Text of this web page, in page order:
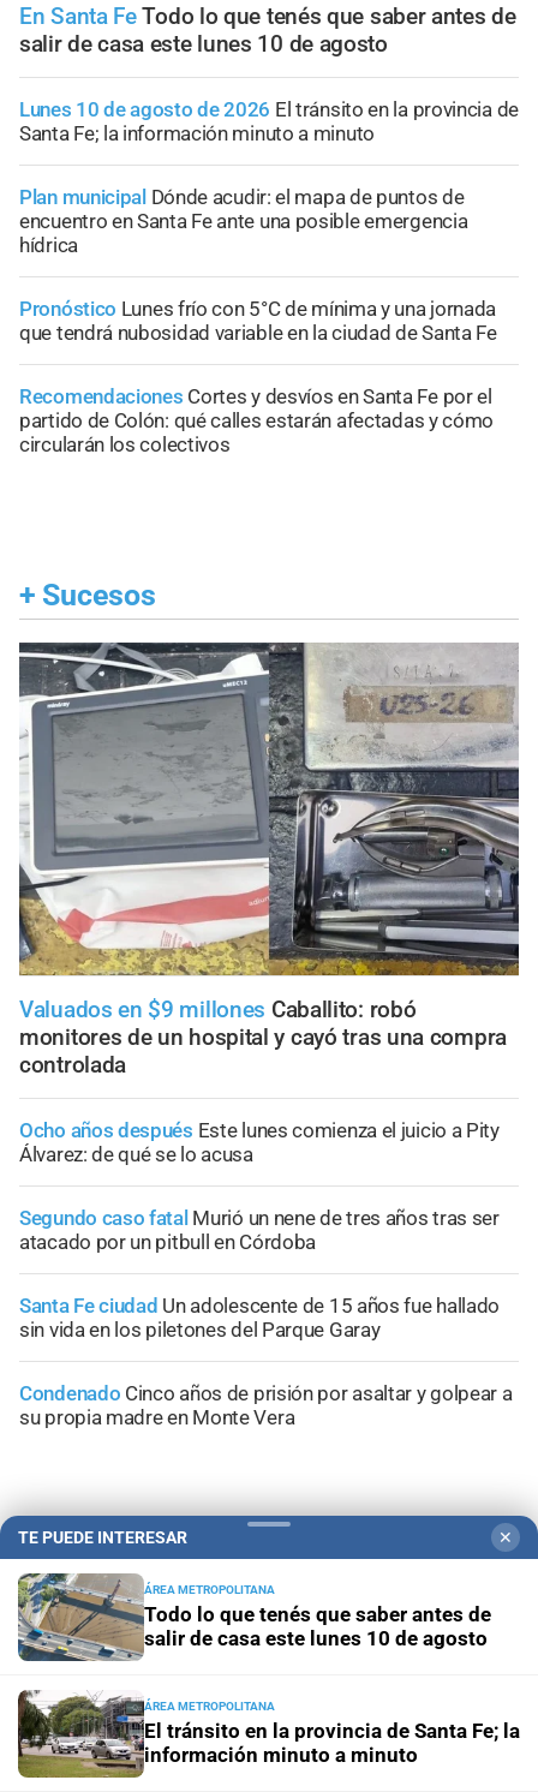
En Santa FeTodo lo que tenés que saber antes de
salir de casa este lunes 10 de agosto
Lunes 10 de agosto de 2026 El tránsito en la provincia de
Santa Fe; la información minuto a minuto
Plan municipal Dónde acudir: el mapa de puntos de
encuentro en Santa Fe ante una posible emergencia
hídrica
Pronóstico Lunes frío con 5°C de mínima y una jornada
que tendrá nubosidad variable en la ciudad de Santa Fe
Recomendaciones Cortes y desvíos en Santa Fe por el
partido de Colón: qué calles estarán afectadas y cómo
circularán los colectivos
+ Sucesos
Valuados en $9 millones Caballito: robó
monitores de un hospital y cayó tras una compra
controlada
Ocho años después Este lunes comienza el juicio a Pity
Álvarez: de qué se lo acusa
Segundo caso fatal Murió un nene de tres años tras ser
atacado por un pitbull en Córdoba
Santa Fe ciudad Un adolescente de 15 años fue hallado
sin vida en los piletones del Parque Garay
Condenado Cinco años de prisión por asaltar y golpear a
su propia madre en Monte Vera
+Información General
TE PUEDE INTERESAR ✕
ÁREA METROPOLITANA
Todo lo que tenés que saber antes de
salir de casa este lunes 10 de agosto
ÁREA METROPOLITANA
El tránsito en la provincia de Santa Fe; la
información minuto a minuto